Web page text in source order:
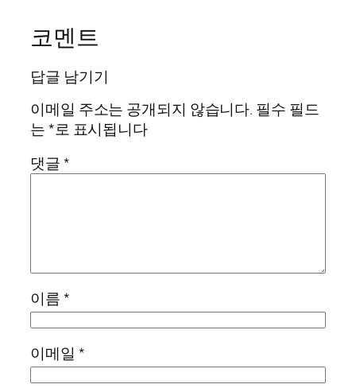
코멘트
답글 남기기
이메일 주소는 공개되지 않습니다. 필수 필드
는*로 표시됩니다
댓글*
이름*
이메일 *